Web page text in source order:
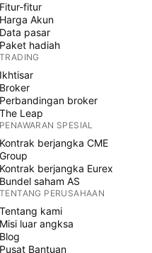
Fitur-fitur
Harga Akun
Data pasar
Paket hadiah
TRADING
Ikhtisar
Broker
Perbandingan broker
The Leap
PENAWARAN SPESIAL
Kontrak berjangka CME
Group
Kontrak berjangka Eurex
Bundel saham AS
TENTANG PERUSAHAAN
Tentang kami
Misi luar angksa
Blog
Pusat Bantuan